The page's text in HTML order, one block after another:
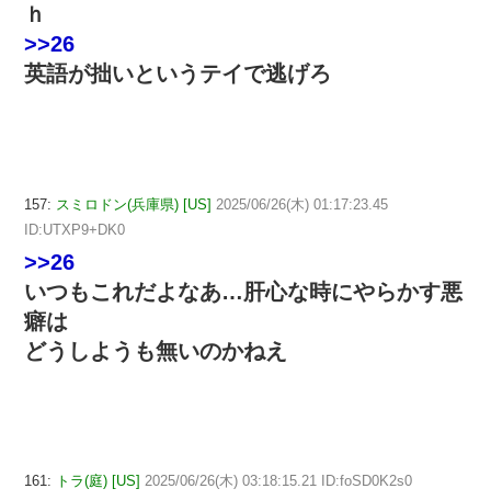
ｈ
>>26
英語が拙いというテイで逃げろ
157: スミロドン(兵庫県) [US] 2025/06/26(木) 01:17:23.45
ID:UTXP9+DK0
>>26
いつもこれだよなあ…肝心な時にやらかす悪
癖は
どうしようも無いのかねえ
161: トラ(庭) [US] 2025/06/26(木) 03:18:15.21 ID:foSD0K2s0